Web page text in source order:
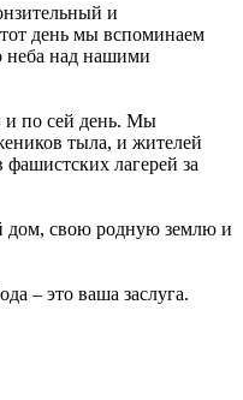
и
день мы вспоминаем
неба над нашими
и по сей день. Мы
тыла, и жителей
лагерей за
дом, свою родную землю и
– это ваша заслуга.